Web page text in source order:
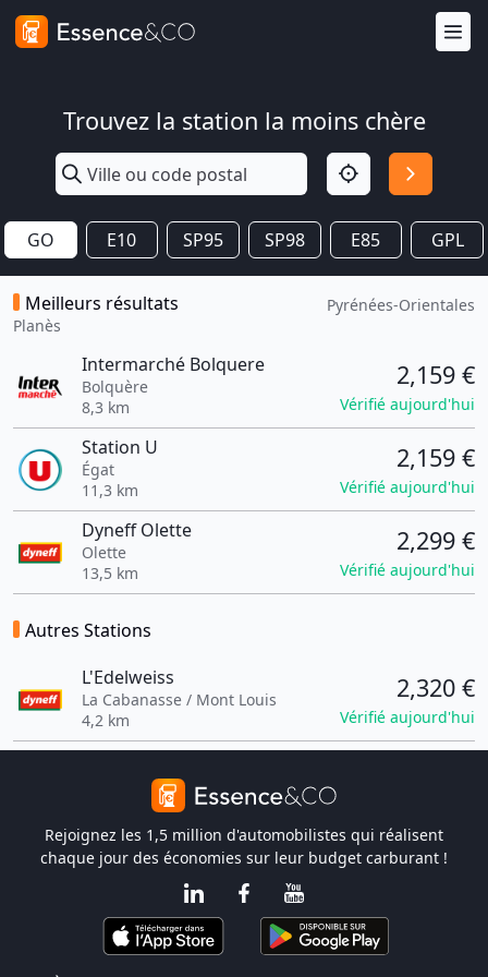
Trouvez la station la moins chère
GO E10 SP95 SP98 E85 GPL
Meilleurs résultats
Planès
Pyrénées-Orientales
Intermarché Bolquere
Bolquère
8,3 km
2,159 €
Vérifié aujourd'hui
Station U
Égat
11,3 km
2,159 €
Vérifié aujourd'hui
Dyneff Olette
Olette
13,5 km
2,299 €
Vérifié aujourd'hui
Autres Stations
L'Edelweiss
La Cabanasse / Mont Louis
4,2 km
2,320 €
Vérifié aujourd'hui
Rejoignez les 1,5 million d'automobilistes qui réalisent
chaque jour des économies sur leur budget carburant !